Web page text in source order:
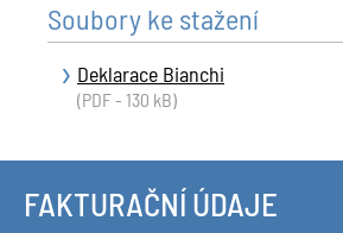
Soubory ke stažení
Deklarace Bianchi
(PDF - 130 kB)
FAKTURAČNÍ ÚDAJE